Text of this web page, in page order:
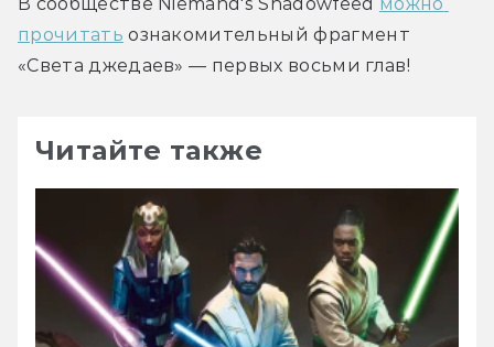
прочитать ознакомительный фрагмент
«Света джедаев» — первых восьми глав!
Читайте также